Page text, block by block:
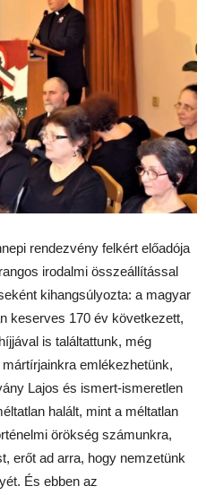
rendezvény felkért előadója
irodalmi összeállítással
kihangsúlyozta: a magyar
keserves 170 év következett,
is találtattunk, még
emlékezhetünk,
Lajos és ismert-ismeretlen
halált, mint a méltatlan
örökség számunkra,
erőt ad arra, hogy nemzetünk
És ebben az